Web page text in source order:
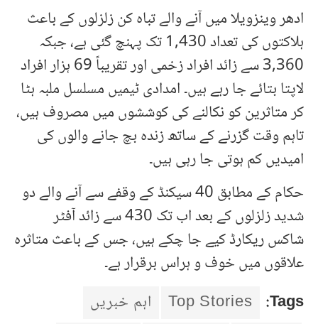
ادھر وینزویلا میں آنے والے تباہ کن زلزلوں کے باعث
ہلاکتوں کی تعداد 1,430 تک پہنچ گئی ہے، جبکہ
3,360 سے زائد افراد زخمی اور تقریباً 69 ہزار افراد
لاپتا بتائے جا رہے ہیں۔ امدادی ٹیمیں مسلسل ملبہ ہٹا
کر متاثرین کو نکالنے کی کوششوں میں مصروف ہیں،
تاہم وقت گزرنے کے ساتھ زندہ بچ جانے والوں کی
امیدیں کم ہوتی جا رہی ہیں۔
حکام کے مطابق 40 سیکنڈ کے وقفے سے آنے والے دو
شدید زلزلوں کے بعد اب تک 430 سے زائد آفٹر
شاکس ریکارڈ کیے جا چکے ہیں، جس کے باعث متاثرہ
علاقوں میں خوف و ہراس برقرار ہے۔
Tags:
Top Stories
اہم خبریں